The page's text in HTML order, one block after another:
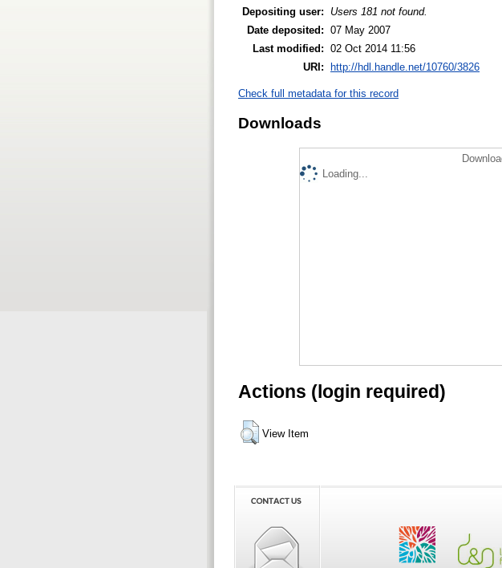
Depositing user:
Users 181 not found.
Date deposited: 07 May 2007
Last modified: 02 Oct 2014 11:56
URI:
http://hdl.handle.net/10760/3826
Check full metadata for this record
Downloads
Loading...
Actions (login required)
View Item